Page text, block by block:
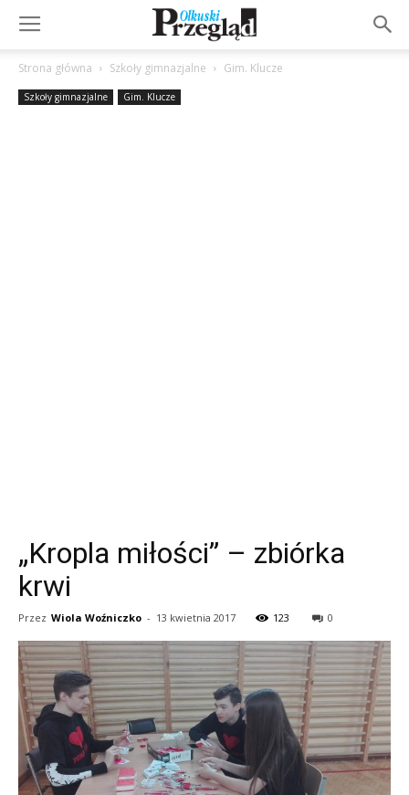
Strona główna Szkoły gimnazjalne Gim. Klucze
Szkoły gimnazjalne Gim. Klucze
„Kropla miłości” – zbiórka
krwi
Przez Wiola Woźniczko - 13 kwietnia 2017 123 0